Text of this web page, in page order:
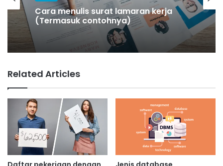
Cara menulis surat lamaran kerja
(Termasuk contohnya)
Related Articles